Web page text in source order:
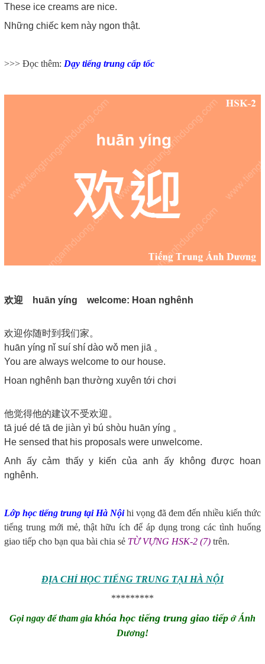
These ice creams are nice.
Những chiếc kem này ngon thật.
>>> Đọc thêm: Dạy tiếng trung cấp tốc
欢迎 huān yíng welcome: Hoan nghênh
欢迎你随时到我们家。
huān yíng nǐ suí shí dào wǒ men jiā 。
You are always welcome to our house.
Hoan nghênh bạn thường xuyên tới chơi
他觉得他的建议不受欢迎。
tā jué dé tā de jiàn yì bú shòu huān yíng 。
He sensed that his proposals were unwelcome.
Anh ấy cảm thấy y kiến của anh ấy không được hoan
nghênh.
Lớp học tiếng trung tại Hà Nộihi vọng đã đem đến nhiều kiến thức
tiếng trung mới mẻ, thật hữu ích để áp dụng trong các tình huống
giao tiếp cho bạn qua bài chia sẻ TỪ VỰNG HSK-2 (7) trên.
ĐỊA CHỈ HỌC TIẾNG TRUNG TẠI HÀ NỘI
*********
Gọi ngay để tham gia khóa học tiếng trung giao tiếp ở Ánh
Dương!